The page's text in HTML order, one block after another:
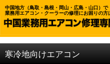
中国地方（鳥取・島根・岡山・広島・山口）で
業務用エアコン・クーラーの修理にお困りの
寒冷地向けエアコン